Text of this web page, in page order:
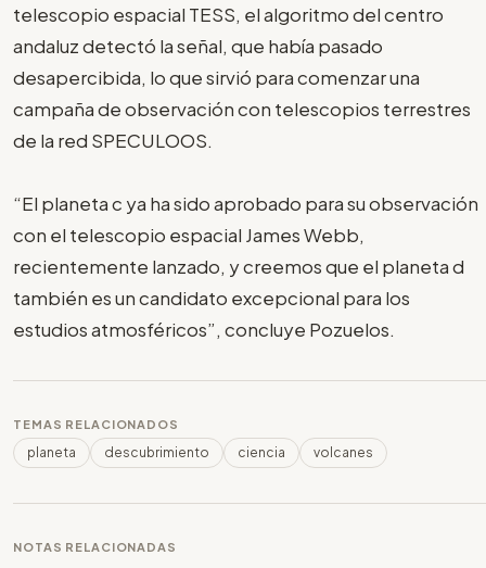
telescopio espacial TESS, el algoritmo del centro
andaluz detectó la señal, que había pasado
desapercibida, lo que sirvió para comenzar una
campaña de observación con telescopios terrestres
de la red SPECULOOS.
“El planeta c ya ha sido aprobado para su observación
con el telescopio espacial James Webb,
recientemente lanzado, y creemos que el planeta d
también es un candidato excepcional para los
estudios atmosféricos”, concluye Pozuelos.
TEMAS RELACIONADOS
planeta descubrimiento ciencia volcanes
NOTAS RELACIONADAS